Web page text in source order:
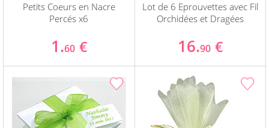
Petits Coeurs en Nacre
Percés x6
1.60 €
Lot de 6 Eprouvettes avec Fil
Orchidées et Dragées
16.90 €